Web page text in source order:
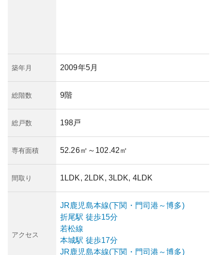
築年月 2009年5月
総階数 9階
総戸数 198戸
専有面積 52.26㎡ ～102.42㎡
間取り 1LDK, 2LDK, 3LDK, 4LDK
アクセス
JR鹿児島本線(下関・門司港～博多)
折尾駅 徒歩15分
若松線
本城駅 徒歩17分
JR鹿児島本線(下関・門司港～博多)